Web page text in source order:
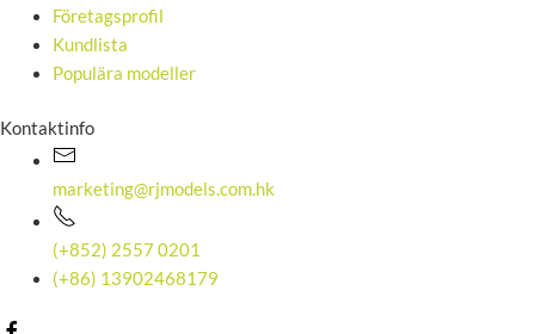
Företagsprofil
Kundlista
Populära modeller
Kontaktinfo
marketing@rjmodels.com.hk
(+852) 2557 0201
(+86) 13902468179